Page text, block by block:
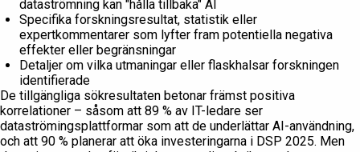
dataströmning kan "hålla tillbaka" AI
Specifika forskningsresultat, statistik eller
expertkommentarer som lyfter fram potentiella negativa
effekter eller begränsningar
Detaljer om vilka utmaningar eller flaskhalsar forskningen
identifierade
De tillgängliga sökresultaten betonar främst positiva
korrelationer – såsom att 89 % av IT-ledare ser
dataströmingsplattformar som att de underlättar AI-användning,
och att 90 % planerar att öka investeringarna i DSP 2025. Men